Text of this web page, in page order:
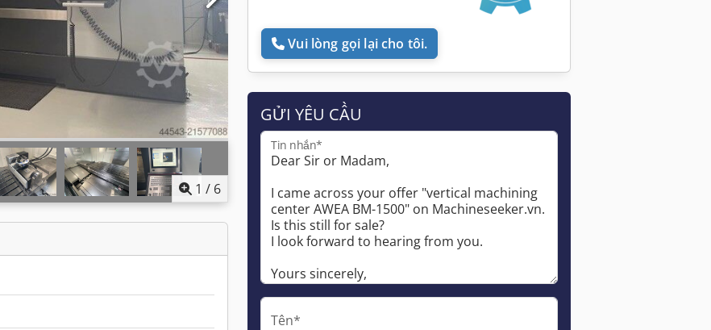
1 / 6
Vui lòng gọi lại cho tôi.
GỬI YÊU CẦU
Tin nhắn*
Tên*